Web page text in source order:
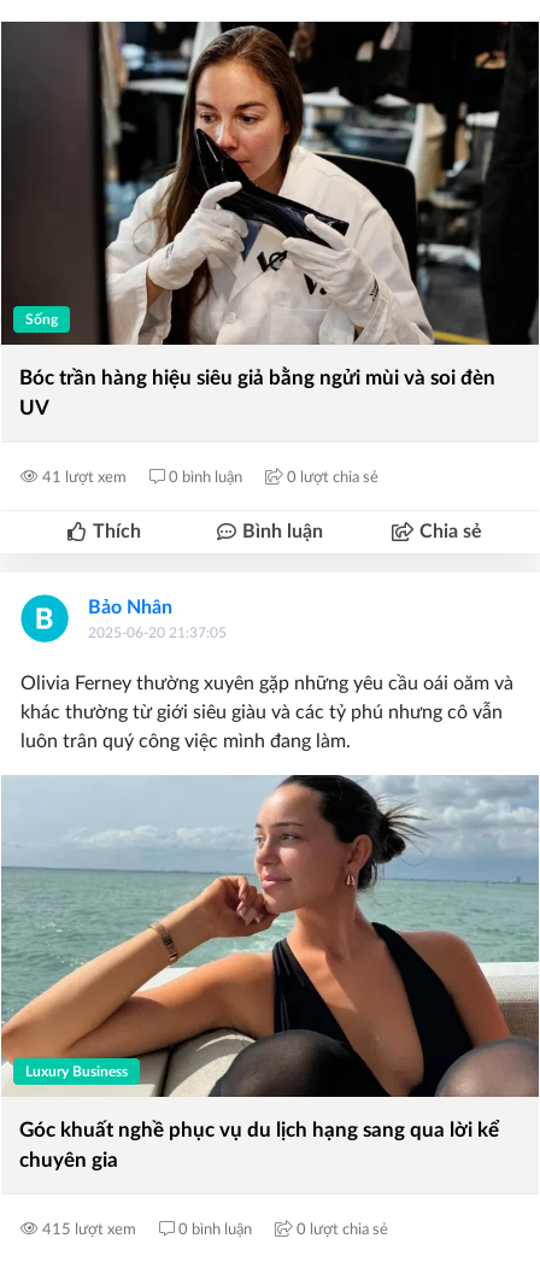
Sống
Bóc trần hàng hiệu siêu giả bằng ngửi mùi và soi đèn
UV
41 lượt xem 0 bình luận 0 lượt chia sẻ
Thích Bình luận Chia sẻ
Bảo Nhân
2025-06-20 21:37:05
Olivia Ferney thường xuyên gặp những yêu cầu oái oăm và
khác thường từ giới siêu giàu và các tỷ phú nhưng cô vẫn
luôn trân quý công việc mình đang làm.
Luxury Business
Góc khuất nghề phục vụ du lịch hạng sang qua lời kể
chuyên gia
415 lượt xem 0 bình luận 0 lượt chia sẻ